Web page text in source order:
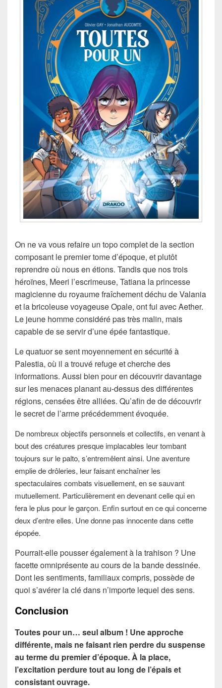
On ne va vous refaire un topo complet de la section
composant le premier tome d’époque, et plutôt
reprendre où nous en étions. Tandis que nos trois
héroïnes, Meeri l’escrimeuse, Tatiana la princesse
magicienne du royaume fraîchement déchu de Valania
et la bricoleuse voyageuse Opale, ont fui avec Aether.
Le jeune homme considéré pas très malin, mais
capable de se servir d’une épée fantastique.
Le quatuor se sent moyennement en sécurité à
Palestia, où il a trouvé refuge et cherche des
informations. Aussi bien pour en découvrir davantage
sur les menaces planant au-dessus des différentes
régions, censées être alliées. Qu’afin de de découvrir
le secret de l’arme précédemment évoquée.
De nombreux objectifs personnels et collectifs, en venant à
bout des créatures presque implacables leur tombant
toujours sur le palto, s’entremêlent ainsi. Une aventure
emplie de drôleries, leur faisant enchaîner les
spectaculaires combats visuellement, en se sauvant
mutuellement. Particulièrement en devenant celle qui en
fera le plus pour le garçon. Enfin surtout en ce qui concerne
deux d’entre elles. Une donne pas innocente dans cette
épopée.
Pourrait-elle pousser également à la trahison ? Une
facette omniprésente au cours de la bande dessinée.
Dont les sentiments, familiaux compris, possède de
quoi s’avérer la clé dans n’importe lequel des sens.
Conclusion
Toutes pour un… seul album ! Une approche
différente, mais ne faisant rien perdre du suspense
au terme du premier d’époque. À la place,
l’excitation perdure tout au long de l’épais et
consistant ouvrage.